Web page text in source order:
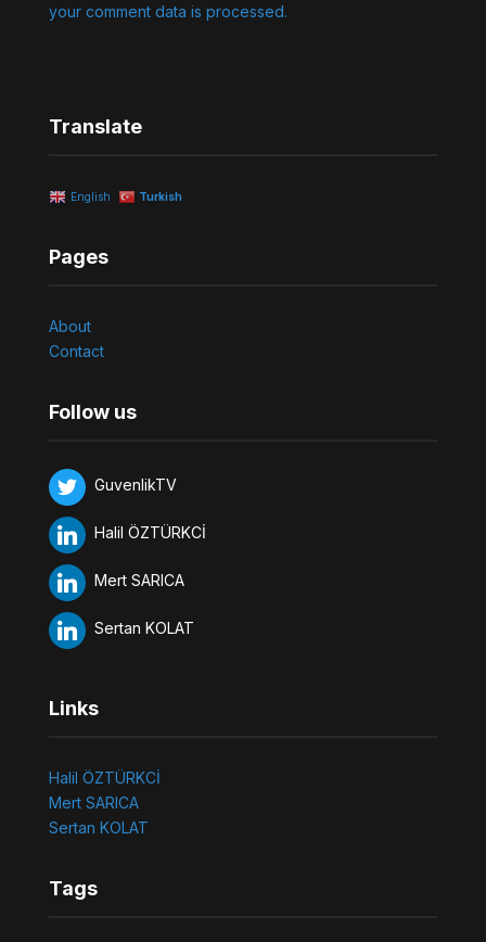
your comment data is processed.
Translate
English Turkish
Pages
About
Contact
Follow us
GuvenlikTV
Halil ÖZTÜRKCİ
Mert SARICA
Sertan KOLAT
Links
Halil ÖZTÜRKCİ
Mert SARICA
Sertan KOLAT
Tags